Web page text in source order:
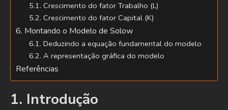
5.1. Crescimento do fator Trabalho (L)
5.2. Crescimento do fator Capital (K)
6. Montando o Modelo de Solow
6.1. Deduzindo a equação fundamental do modelo
6.2. A representação gráfica do modelo
Referências
1. Introdução